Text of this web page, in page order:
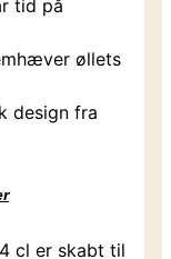
tid på
øllets
design fra
cl er skabt til